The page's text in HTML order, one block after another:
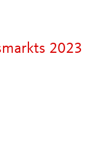
2023